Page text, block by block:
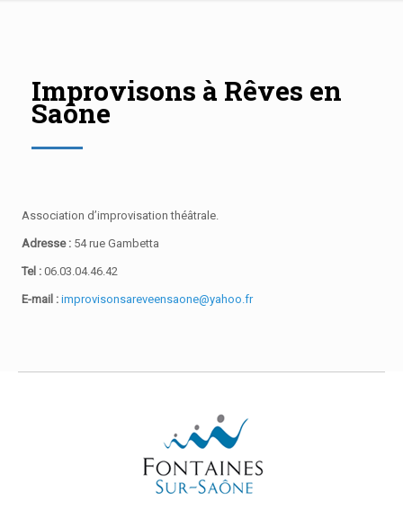
Improvisons à Rêves en
Saône
Association d’improvisation théâtrale.
Adresse : 54 rue Gambetta
Tel : 06.03.04.46.42
E-mail : improvisonsareveensaone@yahoo.fr